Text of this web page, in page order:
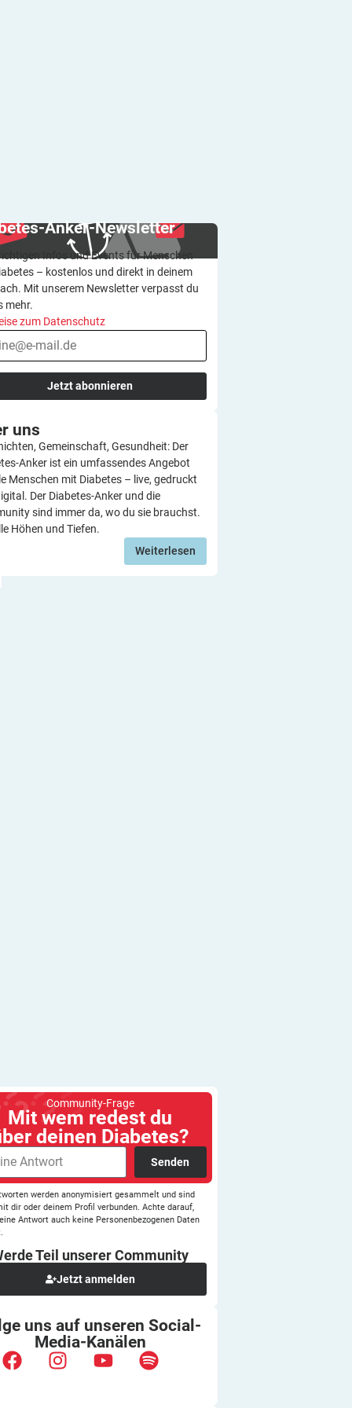
Anker-Newsletter
Infos und Events für Menschen
– kostenlos und direkt in deinem
Mit unserem Newsletter verpasst du
mehr.
zum Datenschutz
Jetzt abonnieren
uns
Gemeinschaft, Gesundheit: Der
Anker ist ein umfassendes Angebot
Menschen mit Diabetes – live, gedruckt
Der Diabetes-Anker und die
sind immer da, wo du sie brauchst.
Höhen und Tiefen.
Weiterlesen
Community-Frage
Mit wem redest du
deinen Diabetes?
Senden
werden anonymisiert gesammelt und sind
dir oder deinem Profil verbunden. Achte darauf,
Antwort auch keine Personenbezogenen Daten
Teil unsererCommunity
Jetzt anmelden
uns auf unserenSocial-
Media-Kanälen